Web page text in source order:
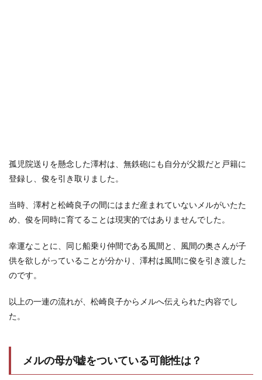
孤児院送りを懸念した澤村は、無鉄砲にも自分が父親だと戸籍に
登録し、俊を引き取りました。
当時、澤村と松崎良子の間にはまだ産まれていないメルがいたた
め、俊を同時に育てることは現実的ではありませんでした。
幸運なことに、同じ船乗り仲間である風間と、風間の奥さんが子
供を欲しがっていることが分かり、澤村は風間に俊を引き渡した
のです。
以上の一連の流れが、松崎良子からメルへ伝えられた内容でし
た。
メルの母が嘘をついている可能性は？